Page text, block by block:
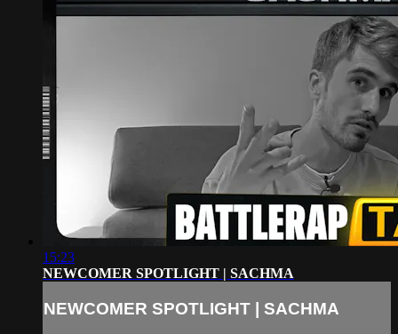
15:23
NEWCOMER SPOTLIGHT | SACHMA
NEWCOMER SPOTLIGHT | SACHMA